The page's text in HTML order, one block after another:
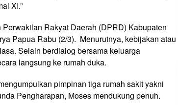
XI.”
Rakyat Daerah (DPRD) Kabupaten
Papua Rabu (2/3). Menurutnya, kebijakan atau
Selain berdialog bersama keluarga
langsung ke rumah duka.
pimpinan tiga rumah sakit yakni
Pengharapan, Moses mendukung penuh.